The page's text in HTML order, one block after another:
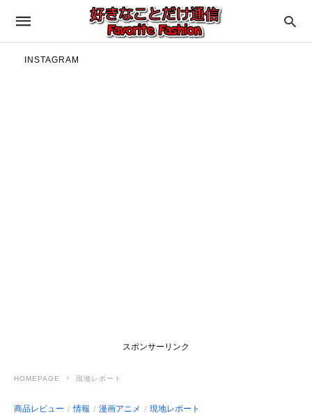
INSTAGRAM
スポンサーリンク
HOMEPAGE 現地レポート
商品レビュー 情報 漫画アニメ 現地レポート